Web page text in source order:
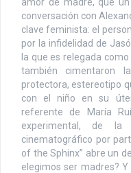
conversación con
clave feminista: el
por la infidelidad de
la que es relegada
también cimentaron
protectora, estereotipo
con el niño en su
referente de María
experimental, de la
cinematográfico por
of the Sphinx” abre un
elegimos ser madres?